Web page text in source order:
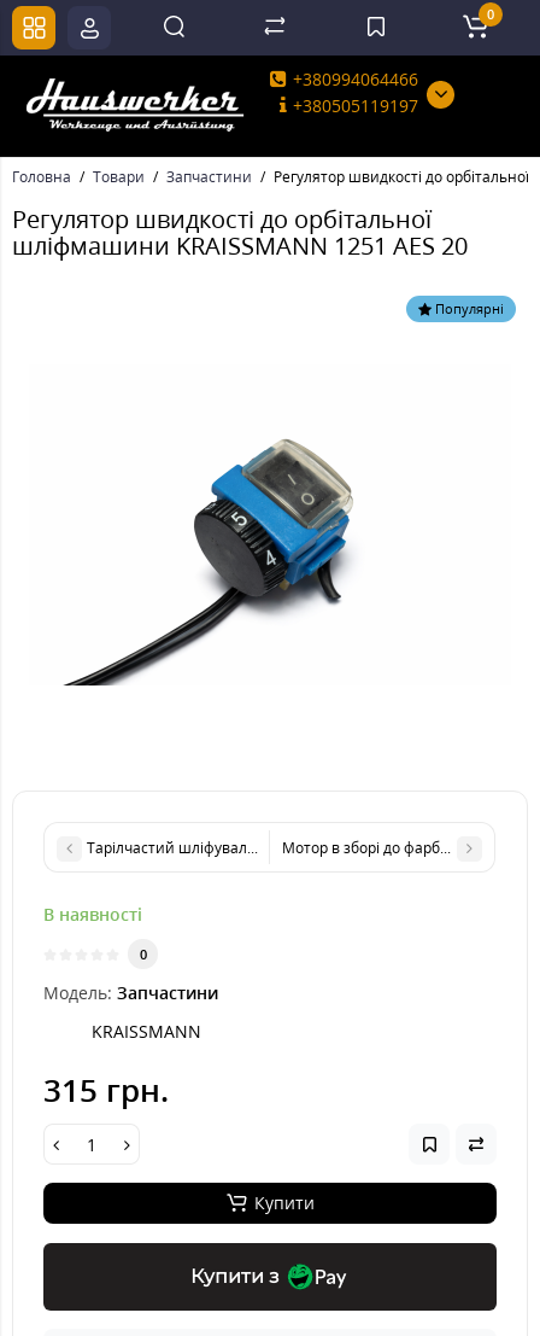
+380994064466
+380505119197
0
Головна Товари Запчастини Регулятор швидкості до
Регулятор швидкості до орбітальної
шліфмашини KRAISSMANN 1251 AES 20
Популярні
Тарілчастий шліфувальний круг до орбітальної шліфмашини
Мотор в зборі до
В наявності
0
Модель: Запчастини
KRAISSMANN
315 грн.
Купити
Купити з